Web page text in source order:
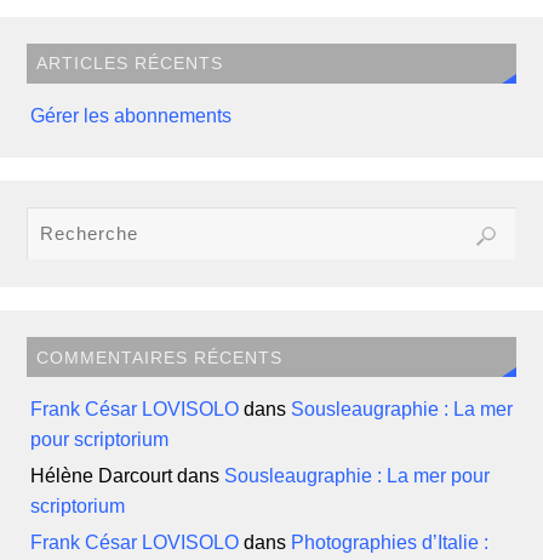
ARTICLES RÉCENTS
Gérer les abonnements
COMMENTAIRES RÉCENTS
Frank César LOVISOLO dans Sousleaugraphie : La mer
pour scriptorium
Hélène Darcourtdans Sousleaugraphie : La mer pour
scriptorium
Frank César LOVISOLO dans Photographies d’Italie :